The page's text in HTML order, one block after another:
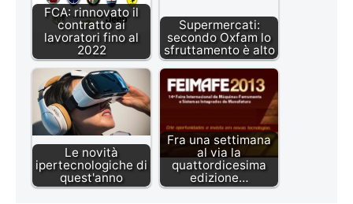
FCA: rinnovato il
contratto ai
lavoratori fino al
2022
Supermercati:
secondo Oxfam lo
sfruttamento è alto
Le novità
ipertecnologiche di
quest'anno
Fra una settimana
al via la
quattordicesima
edizione…